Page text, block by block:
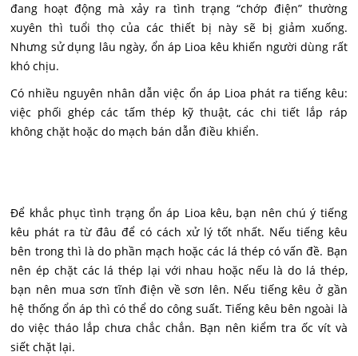
đang hoạt động mà xảy ra tình trạng “chớp điện” thường
xuyên thì tuổi thọ của các thiết bị này sẽ bị giảm xuống.
Nhưng sử dụng lâu ngày, ổn áp Lioa kêu khiến người dùng rất
khó chịu.
Có nhiều nguyên nhân dẫn việc ổn áp Lioa phát ra tiếng kêu:
việc phối ghép các tấm thép kỹ thuật, các chi tiết lắp ráp
không chặt hoặc do mạch bán dẫn điều khiển.
Để khắc phục tình trạng ổn áp Lioa kêu, bạn nên chú ý tiếng
kêu phát ra từ đâu để có cách xử lý tốt nhất. Nếu tiếng kêu
bên trong thì là do phần mạch hoặc các lá thép có vấn đề. Bạn
nên ép chặt các lá thép lại với nhau hoặc nếu là do lá thép,
bạn nên mua sơn tĩnh điện về sơn lên. Nếu tiếng kêu ở gần
hệ thống ổn áp thì có thể do công suất. Tiếng kêu bên ngoài là
do việc tháo lắp chưa chắc chắn. Bạn nên kiểm tra ốc vít và
siết chặt lại.